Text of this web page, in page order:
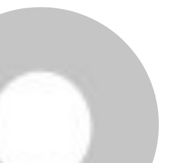
DE LA PUBLICATION